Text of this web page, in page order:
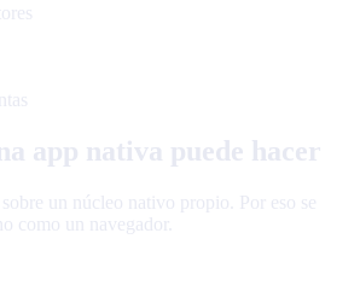
app nativa puede hacer
un núcleo nativo propio. Por eso se
como un navegador.